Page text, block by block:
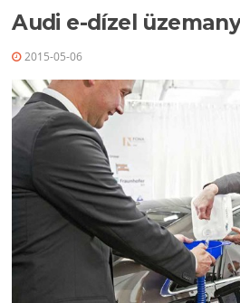
Audi e-dízel
2015-05-06